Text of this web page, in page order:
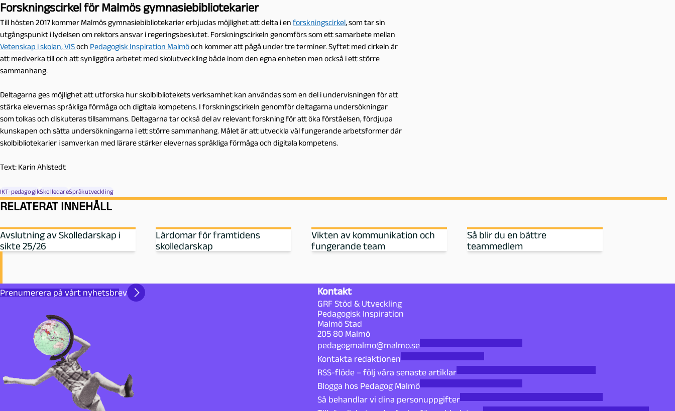
Forskningscirkel för Malmös gymnasiebibliotekarier
Till hösten 2017 kommer Malmös gymnasiebibliotekarier erbjudas möjlighet att delta i en forskningscirkel, som tar sin
utgångspunkt i lydelsen om rektors ansvar i regeringsbeslutet. Forskningscirkeln genomförs som ett samarbete mellan
Vetenskap i skolan, VISoch Pedagogisk Inspiration Malmöoch kommer att pågå under tre terminer. Syftet med cirkeln är
att medverka till och att synliggöra arbetet med skolutveckling både inom den egna enheten men också i ett större
sammanhang.
Deltagarna ges möjlighet att utforska hur skolbibliotekets verksamhet kan användas som en del i undervisningen för att
stärka elevernas språkliga förmåga och digitala kompetens. I forskningscirkeln genomför deltagarna undersökningar
som tolkas och diskuteras tillsammans. Deltagarna tar också del av relevant forskning för att öka förståelsen, fördjupa
kunskapen och sätta undersökningarna i ett större sammanhang. Målet är att utveckla väl fungerande arbetsformer där
skolbibliotekarier i samverkan med lärare stärker elevernas språkliga förmåga och digitala kompetens.
Text: Karin Ahlstedt
IKT-pedagogikSkolledareSpråkutveckling
RELATERAT INNEHÅLL
Avslutning av Skolledarskap i
sikte 25/26
Lärdomar för framtidens
skolledarskap
Vikten av kommunikation och
fungerande team
Så blir du en bättre
teammedlem
Prenumerera på vårt nyhetsbrev Kontakt
GRF Stöd & Utveckling
Pedagogisk Inspiration
Malmö Stad
205 80 Malmö
pedagogmalmo@malmo.se
Kontakta redaktionen
RSS-flöde – följ våra senaste artiklar
Blogga hos Pedagog Malmö
Så behandlar vi dina personuppgifter